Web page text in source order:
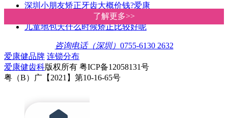
了解更多>>
了解更多>>
深圳小朋友矫正牙齿大概价钱?爱康
如何干预和纠正孩子错颌畸形？深
儿童地包天什么时候矫正比较好呢
咨询电话（深圳） 0755-6130 2632
爱康健品牌 连锁分布
爱康健齿科版权所有 粤ICP备12058131号
粤（B）广【2021】第10-16-65号